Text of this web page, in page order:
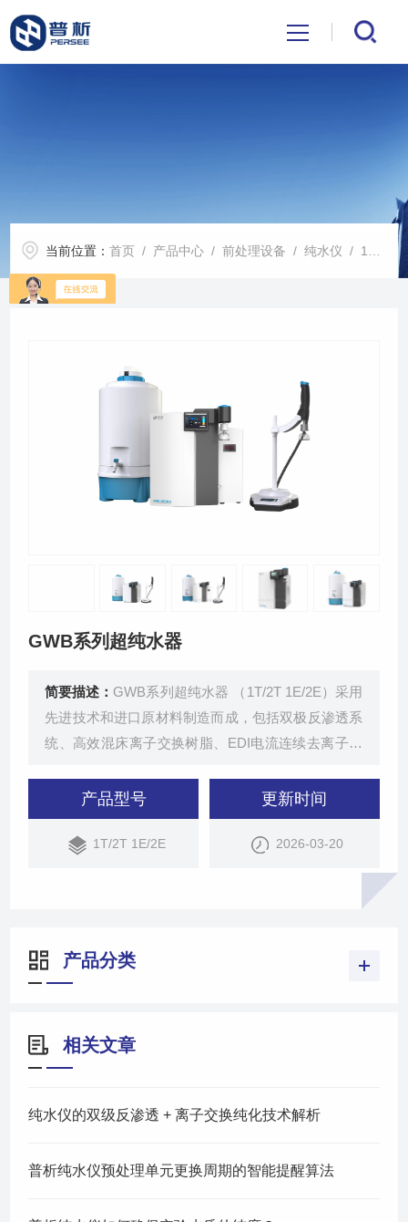
公司新闻
联系我们
当前位置：首页 / 产品中心 /前处理设备 /纯水仪 / 1T/2T 1E/2EGWB系列超纯水器
GWB系列超纯水器
简要描述： GWB系列超纯水器 （1T/2T 1E/2E）采用
先进技术和进口原材料制造而成，包括双极反渗透系
统、高效混床离子交换树脂、EDI电流连续去离子水
强化预处理。
普析拥有仪器种类齐全的中心实验室，对不同类别的
分析方法的用水要求具有准确的理解，积累了丰富的
制水、用水经验，并实现在各种纯化水设备的制造
产品型号
1T/2T 1E/2E
更新时间
2026-03-20
产品分类
相关文章
纯水仪的双级反渗透 + 离子交换纯化技术解析
普析纯水仪预处理单元更换周期的智能提醒算法